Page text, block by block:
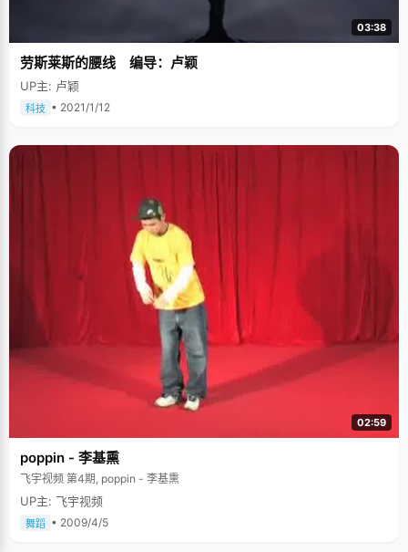
03:38
劳斯莱斯的腰线 编导：卢颖
UP主: 卢颖
科技 • 2021/1/12
02:59
poppin - 李基熏
飞宇视频 第4期, poppin - 李基熏
UP主: 飞宇视频
舞蹈 • 2009/4/5